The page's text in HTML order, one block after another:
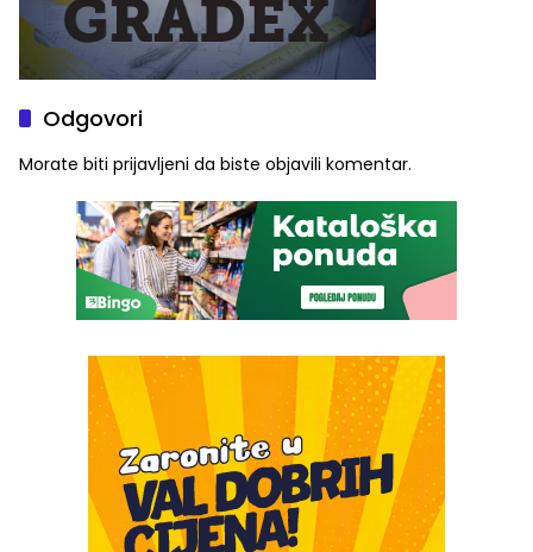
Odgovori
Morate biti prijavljeni da biste objavili komentar.